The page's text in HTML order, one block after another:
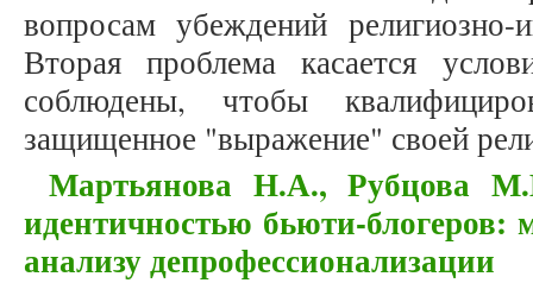
вопросам убеждений религиозно-
Вторая проблема касается
соблюдены, чтобы
защищенное "выражение" своей
Мартьянова Н.А., Рубцова
идентичностью бьюти-блогеров:
анализу депрофессионализации